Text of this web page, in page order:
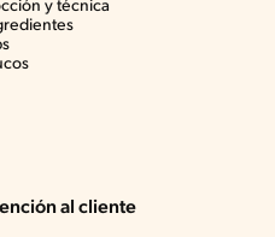
y técnica
al cliente